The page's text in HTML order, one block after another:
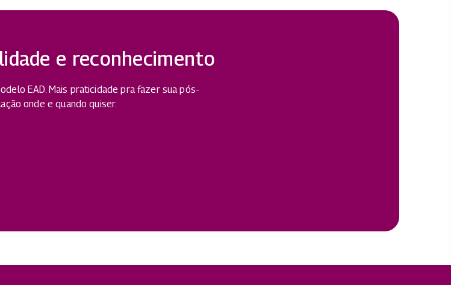
e reconhecimento
EAD. Mais praticidade pra fazer sua pós-
onde e quando quiser.